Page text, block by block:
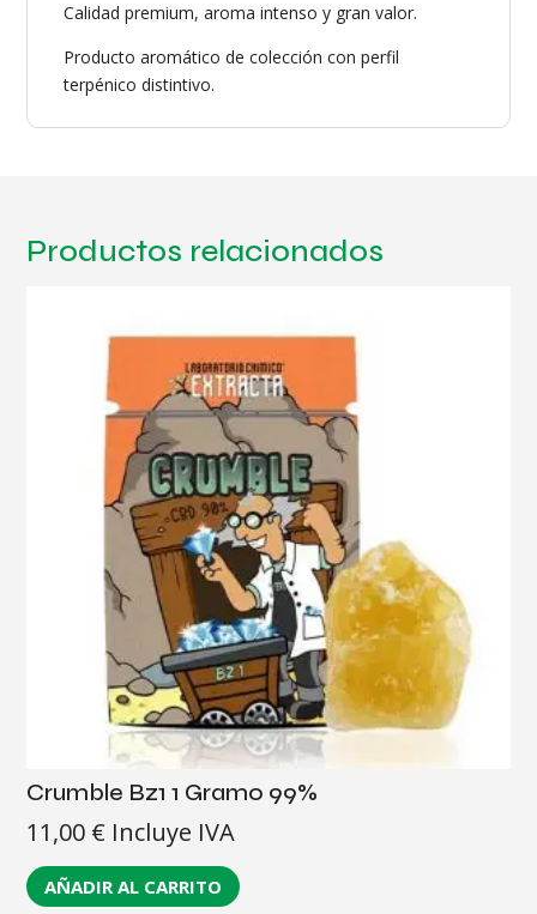
Calidad premium, aroma intenso y gran valor.
Producto aromático de colección con perfil
terpénico distintivo.
Productos relacionados
Crumble Bz1 1 Gramo 99%
11,00 € Incluye IVA
AÑADIR AL CARRITO